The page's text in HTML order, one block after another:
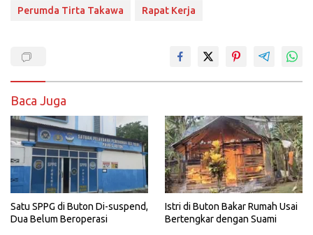
Perumda Tirta Takawa Rapat Kerja
Baca Juga
Satu SPPG di Buton Di-suspend,
Dua Belum Beroperasi
Istri di Buton Bakar Rumah Usai
Bertengkar dengan Suami